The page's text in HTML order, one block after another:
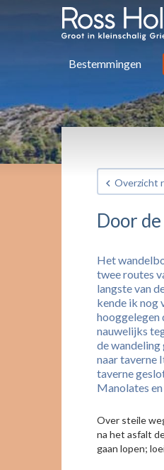
Bestemmingen
Overzicht
Door
Het
twee routes
langste van
kende ik nog
hooggelegen
nauwelijks
de
naar taverne
taverne
Manolates
Over steile
na het asfalt
gaan lopen;